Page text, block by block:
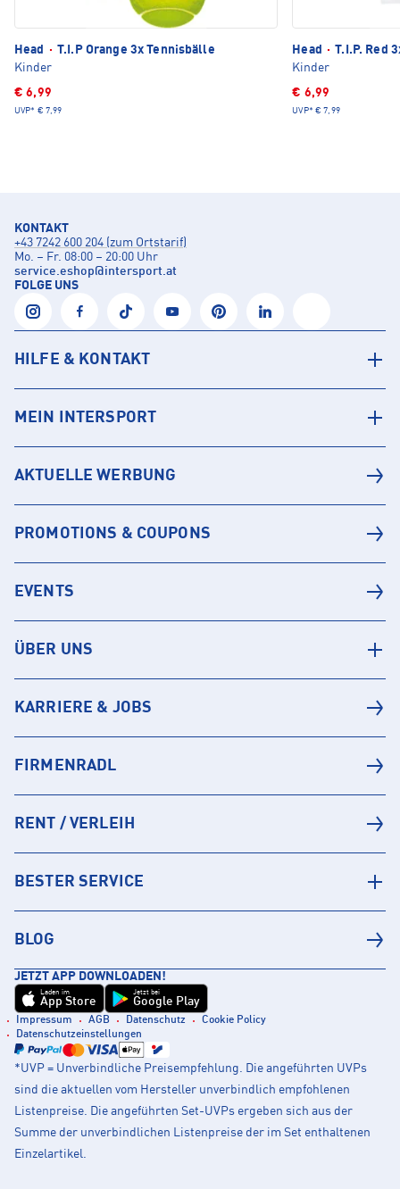
Head · T.I.P Orange 3x Tennisbälle
Kinder
€ 6,99
UVP* € 7,99
Head · T.I.P. Red
Kinder
€ 6,99
UVP* € 7,99
KONTAKT
+43 7242 600 204 (zum Ortstarif)
Mo. – Fr. 08:00 – 20:00 Uhr
service.eshop@intersport.at
FOLGE UNS
HILFE & KONTAKT
MEIN INTERSPORT
AKTUELLE WERBUNG
PROMOTIONS & COUPONS
EVENTS
ÜBER UNS
KARRIERE & JOBS
FIRMENRADL
RENT / VERLEIH
BESTER SERVICE
BLOG
JETZT APP DOWNLOADEN!
Laden im
App Store
Jetzt bei
Google Play
Impressum AGB Datenschutz
Cookie Policy
Datenschutzeinstellungen
*UVP = Unverbindliche Preisempfehlung. Die angeführten UVPs
sind die aktuellen vom Hersteller unverbindlich empfohlenen
Listenpreise. Die angeführten Set-UVPs ergeben sich aus der
Summe der unverbindlichen Listenpreise der im Set enthaltenen
Einzelartikel.